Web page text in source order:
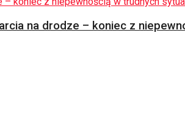
na drodze – koniec z